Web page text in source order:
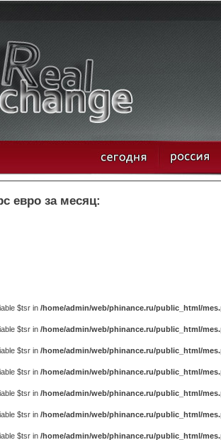
евро за месяц:
$tsr in /home/admin/web/phinance.ru/public_html/
$tsr in /home/admin/web/phinance.ru/public_html/
$tsr in /home/admin/web/phinance.ru/public_html/
$tsr in /home/admin/web/phinance.ru/public_html/
$tsr in /home/admin/web/phinance.ru/public_html/
$tsr in /home/admin/web/phinance.ru/public_html/
$tsr in /home/admin/web/phinance.ru/public_html/